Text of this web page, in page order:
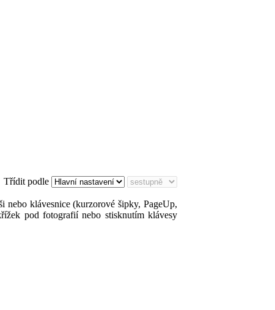
Třídit podle
nebo klávesnice (kurzorové šipky, PageUp,
pod fotografií nebo stisknutím klávesy